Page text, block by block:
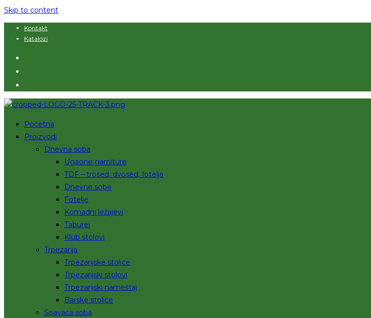
Skip to content
Kontakt
Katalozi
Početna
Proizvodi
Dnevna soba
Ugaone garniture
TDF – trosed, dvosed, fotelja
Dnevne sobe
Fotelje
Komadni ležajevi
Taburei
Klub stolovi
Trpezarija
Trpezarijske stolice
Trpezarijski stolovi
Trpezarijski nameštaj
Barske stolice
Spavaća soba